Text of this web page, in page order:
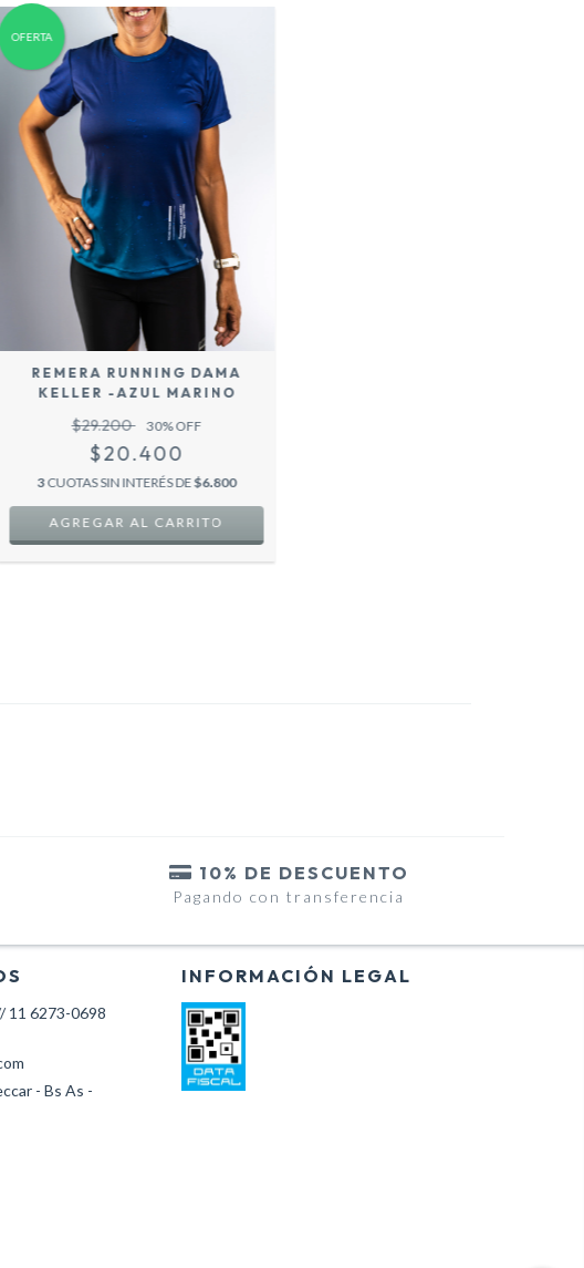
OFERTA
REMERA RUNNING DAMA
KELLER -AZUL MARINO
$29.200 30% OFF
$20.400
3CUOTAS SIN INTERÉS DE$6.800
AGREGAR AL CARRITO
10% DE DESCUENTO
Pagando con transferencia
11 6273-0698
- Bs As -
INFORMACIÓN LEGAL